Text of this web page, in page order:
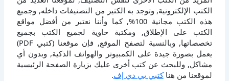
الكتب الإلكترونية, وتوجد به الكثير من التصنيفات داخله, وجميع
هذه الكتب مجانية 100%, كما وأننا نعتبر من أفضل مواقع
الكتب على الإطلاق, ومكتبة حاوية لجميع الكتب بجميع
تخصصاتها, وبالنسبة لتصفح الموقع, فإن موقعنا (كتبي PDF)
يعمل بصورة جيدة على الكمبيوتر والهواتف الذكية, وبدون أي
مشاكل, وللبحث عن كتب أخرى عليك بزيارة الصفحة الرئيسية
لموقعنا من هناكتبي بي دي إف.